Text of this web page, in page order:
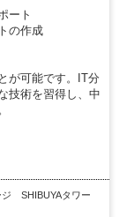
ート
の作成
が可能です。IT分
技術を習得し、中
ジ SHIBUYAタワー